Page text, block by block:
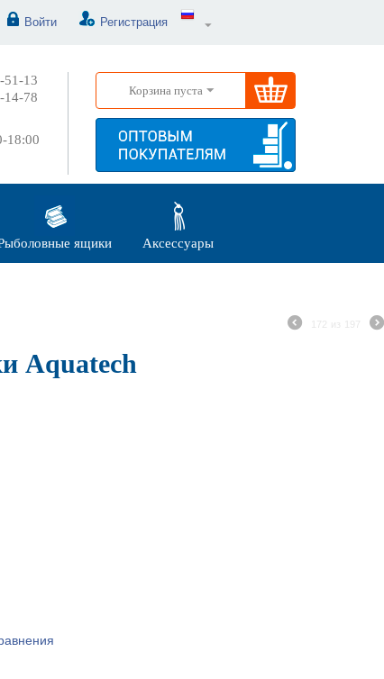
Войти Регистрация
51-13
14-78
18:00
Корзина пуста
ящики Аксессуары
Aquatech